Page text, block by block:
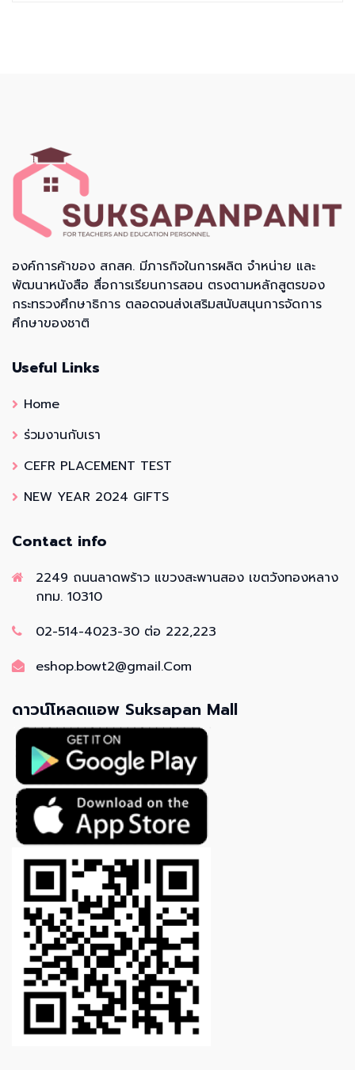
องค์การค้าของ สกสค. มีภารกิจในการผลิต จำหน่าย และ
พัฒนาหนังสือ สื่อการเรียนการสอน ตรงตามหลักสูตรของ
กระทรวงศึกษาธิการ ตลอดจนส่งเสริมสนับสนุนการจัดการ
ศึกษาของชาติ
Useful Links
Home
ร่วมงานกับเรา
CEFR PLACEMENT TEST
NEW YEAR 2024 GIFTS
Contact info
2249 ถนนลาดพร้าว แขวงสะพานสอง เขตวังทองหลาง
กทม. 10310
02-514-4023-30 ต่อ 222,223
eshop.bowt2@gmail.Com
ดาวน์โหลดแอพ Suksapan Mall